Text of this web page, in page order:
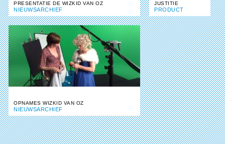
PRESENTATIE DE WIZKID VAN OZ
NIEUWSARCHIEF
OPNAMES WIZKID VAN OZ
NIEUWSARCHIEF
JUSTITIE
PRODUCT